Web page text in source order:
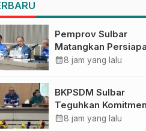
Pemprov Sulbar
Matangkan
HUT Ke-81 RI, Puncak
calendar_month8 jam yang lalu
BKPSDM Sulbar
Teguhkan Komitmen
Pengembangan
calendar_month8 jam yang lalu